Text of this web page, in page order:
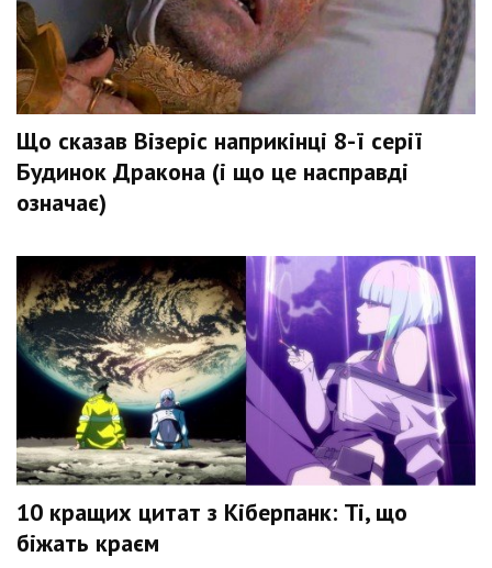
Що сказав Візеріс наприкінці 8-ї серії
Будинок Дракона (і що це насправді
означає)
10 кращих цитат з Кіберпанк: Ті, що
біжать краєм